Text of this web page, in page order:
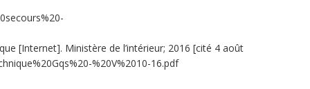
[Internet]. Ministère de l’intérieur; 2016 [cité 4 août
%20V%2010-16.pdf